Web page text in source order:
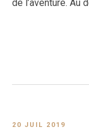
de l’aventure. Au
20 JUIL 2019